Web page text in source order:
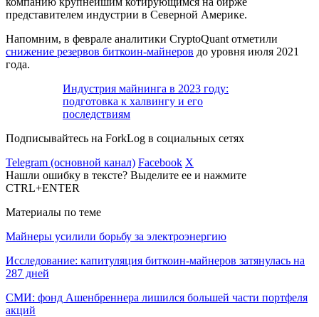
представителем индустрии в Северной Америке.
Напомним, в феврале аналитики CryptoQuant отметили
снижение резервов биткоин-майнеров до уровня июля 2021
года.
Индустрия майнинга в 2023 году:
подготовка к халвингу и его
последствиям
Подписывайтесь на ForkLog в социальных сетях
Telegram (основной канал) Facebook X
Нашли ошибку в тексте? Выделите ее и нажмите
CTRL+ENTER
Материалы по теме
Майнеры усилили борьбу за электроэнергию
Исследование: капитуляция биткоин-майнеров затянулась на
287 дней
СМИ: фонд Ашенбреннера лишился большей части портфеля
акций